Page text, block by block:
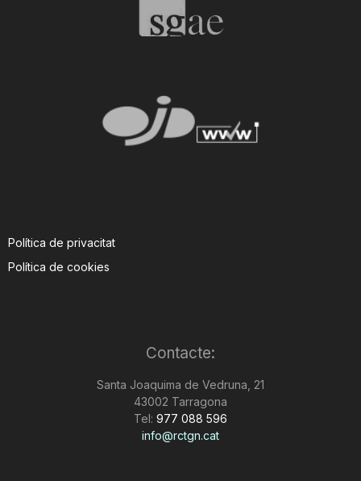
Política de privacitat
Política de cookies
Contacte:
Santa Joaquima de Vedruna, 21
43002 Tarragona
Tel: 977 088 596
info@rctgn.cat